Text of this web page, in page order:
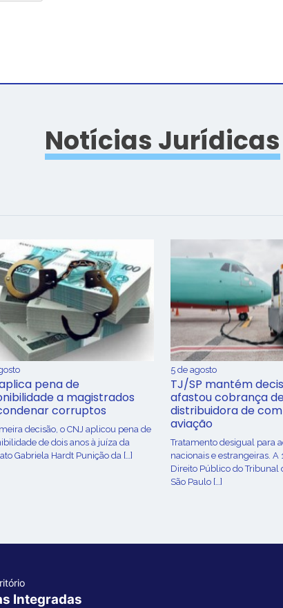
Notícias Jurídicas
pena de
a magistrados
corruptos
decisão, o CNJ aplicou pena de
de dois anos à juíza da
Gabriela Hardt Punição da […]
5 de agosto
TJ/SP mantém
afastou cobrança
distribuidora de
aviação
Tratamento desigual para
nacionais e estrangeiras. A
Direito Público do Tribunal
São Paulo […]
Integradas